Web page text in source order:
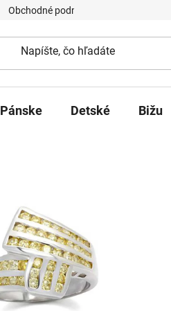
Obchodné podmienky
Pánske Detské Bižu